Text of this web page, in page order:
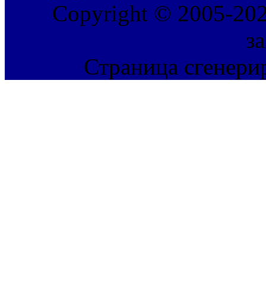
Copyright © 2005-
Страница